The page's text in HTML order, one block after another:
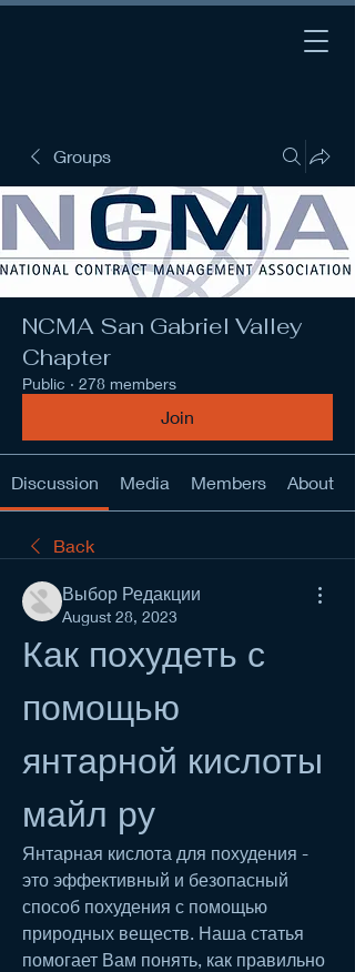
Groups
NCMA San Gabriel Valley
Chapter
Public · 278 members
Join
Discussion Media Members About
Back
Выбор Редакции
August 28, 2023
Как похудеть с
помощью
янтарной кислоты
майл ру
Янтарная кислота для похудения -
это эффективный и безопасный
способ похудения с помощью
природных веществ. Наша статья
помогает Вам понять, как правильно